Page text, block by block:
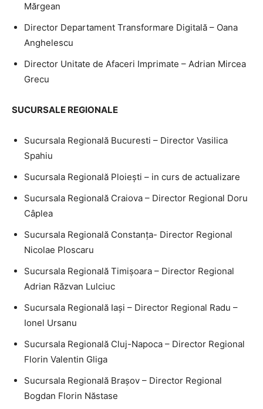
Mărgean
Director Departament Transformare Digitală – Oana
Anghelescu
Director Unitate de Afaceri Imprimate – Adrian Mircea
Grecu
SUCURSALE REGIONALE
Sucursala Regională Bucuresti – Director Vasilica
Spahiu
Sucursala Regională Ploieşti – in curs de actualizare
Sucursala Regională Craiova – Director Regional Doru
Câplea
Sucursala Regională Constanţa- Director Regional
Nicolae Ploscaru
Sucursala Regională Timişoara – Director Regional
Adrian Răzvan Lulciuc
Sucursala Regională Iaşi – Director Regional Radu –
Ionel Ursanu
Sucursala Regională Cluj-Napoca – Director Regional
Florin Valentin Gliga
Sucursala Regională Braşov – Director Regional
Bogdan Florin Năstase